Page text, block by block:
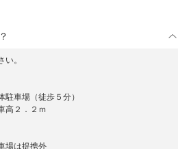
。
駐車場（徒歩５分）
２．２ｍ
場は提携外